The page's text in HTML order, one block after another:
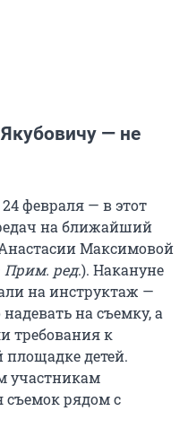
— не
февраля — в этот
на ближайший
Максимовой
Прим. ред.). Накануне
на инструктаж —
на съемку, а
требования к
детей.
участникам
съемок рядом с